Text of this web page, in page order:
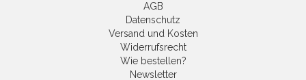
AGB
Datenschutz
Versand und Kosten
Widerrufsrecht
Wie bestellen?
Newsletter